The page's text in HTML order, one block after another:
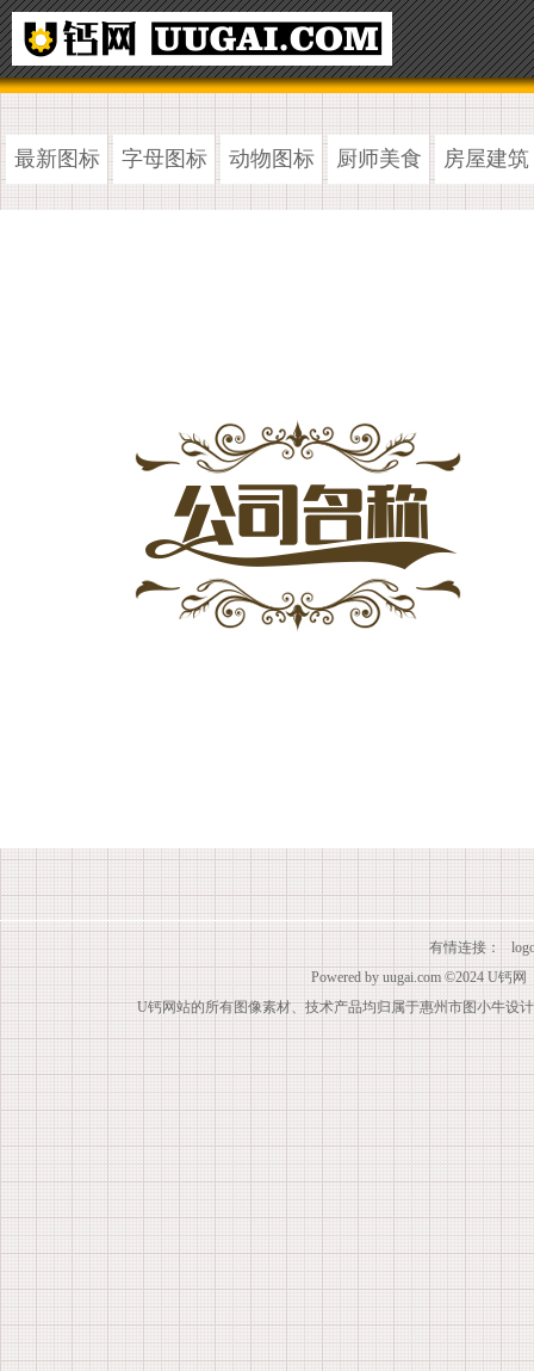
最新图标 字母图标 动物图标 厨师美食 房屋建筑
有情连接：
Powered by uugai.com ©2024 U钙网
U钙网站的所有图像素材、技术产品均归属于惠州市图小牛设